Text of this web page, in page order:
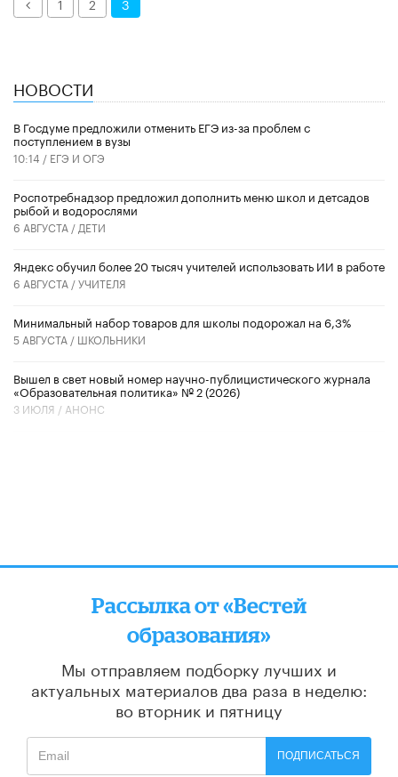
НОВОСТИ
В Госдуме предложили отменить ЕГЭ из-за проблем с
поступлением в вузы
10:14 / ЕГЭ И ОГЭ
Роспотребнадзор предложил дополнить меню школ и детсадов
рыбой и водорослями
6 АВГУСТА / ДЕТИ
​Яндекс обучил более 20 тысяч учителей использовать ИИ в работе
6 АВГУСТА /УЧИТЕЛЯ
Минимальный набор товаров для школы подорожал на 6,3%
5 АВГУСТА / ШКОЛЬНИКИ
Вышел в свет новый номер научно-публицистического журнала
«Образовательная политика» № 2 (2026)
3 ИЮЛЯ / АНОНС
Рассылка от «Вестей
образования»
Мы отправляем подборку лучших и
актуальных материалов два раза в неделю:
во вторник и пятницу
ПОДПИСАТЬСЯ